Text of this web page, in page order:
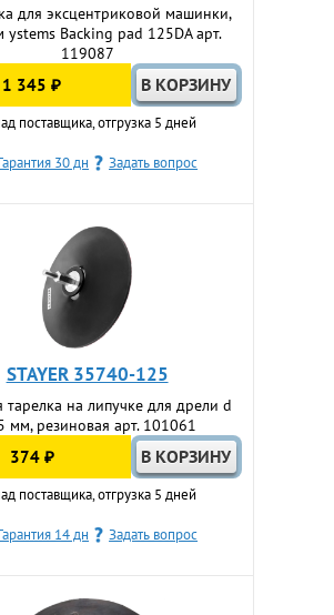
для эксцентриковой машинки,
ystems Backing pad 125DA арт.
119087
1 345 ₽
поставщика, отгрузка 5 дней
30 дн Задать вопрос
STAYER 35740-125
на липучке для дрели d
мм, резиновая арт. 101061
374 ₽
поставщика, отгрузка 5 дней
14 дн Задать вопрос